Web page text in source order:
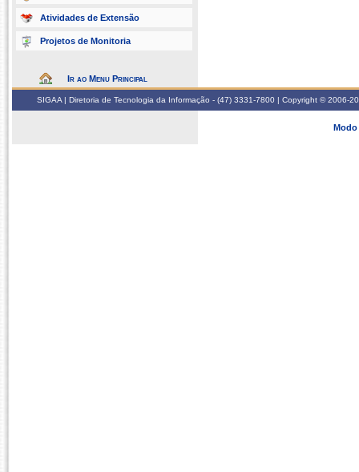
Atividades de Extensão
Projetos de Monitoria
Ir ao Menu Principal
SIGAA | Diretoria de Tecnologia da Informação - (47) 3331-7800 | Copyright © 2006-
Modo